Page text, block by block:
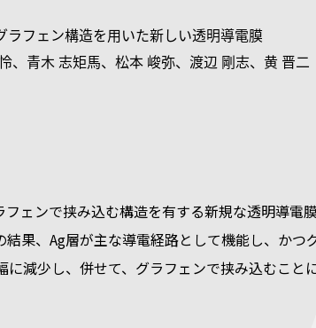
ラフェン構造を用いた新しい透明導電膜
、青木 志矩馬、松本 峻弥、渡辺 剛志、黄 晋二
ェンで挟み込む構造を有する新規な透明導電
果、Ag層が主な導電経路として機能し、か
減少し、併せて、グラフェンで挟み込むこと